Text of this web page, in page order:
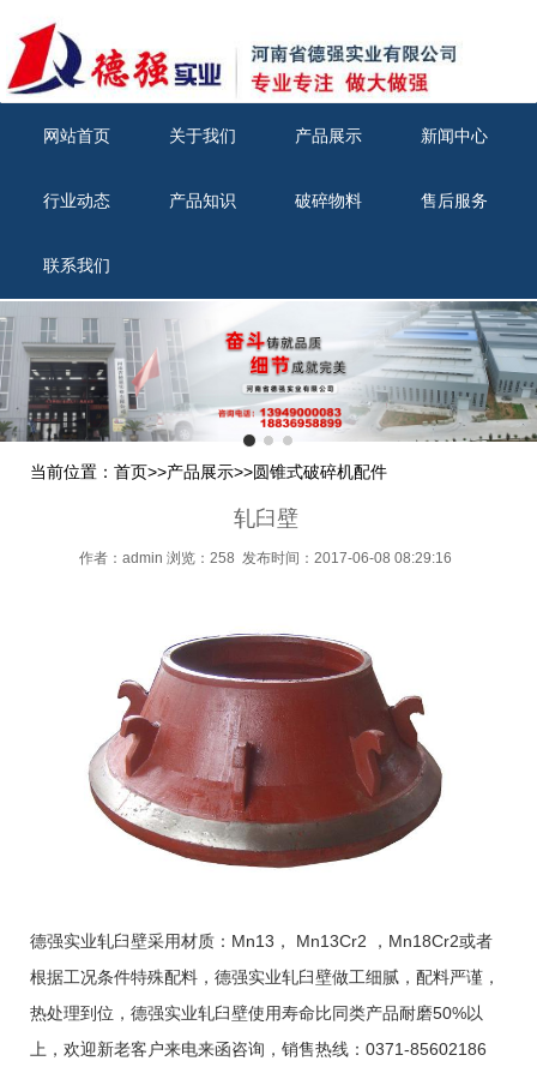
网站首页 关于我们 产品展示 新闻中心
行业动态 产品知识 破碎物料 售后服务
联系我们
当前位置： 首页>>产品展示>>圆锥式破碎机配件
轧臼壁
作者： admin 浏览：258 发布时间：2017-06-08 08:29:16
德强实业轧臼壁采用材质：Mn13， Mn13Cr2 ，Mn18Cr2或者
根据工况条件特殊配料，德强实业轧臼壁做工细腻，配料严谨，
热处理到位，德强实业轧臼壁使用寿命比同类产品耐磨50%以
上，欢迎新老客户来电来函咨询，销售热线：0371-85602186